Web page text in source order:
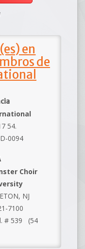
en
de
54.
0094
Choir
NJ
7100
# 539 (54